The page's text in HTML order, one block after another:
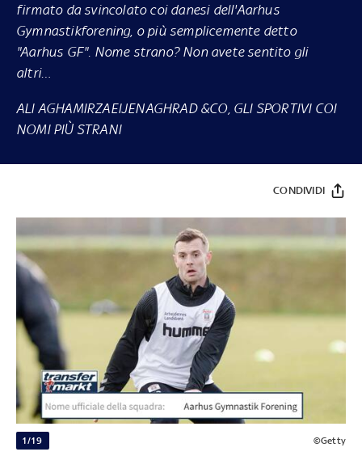
firmato da svincolato coi danesi dell'Aarhus
Gymnastikforening, o più semplicemente detto
"Aarhus GF". Nome strano? Non avete sentito gli
altri…
ALI AGHAMIRZAEIJENAGHRAD &CO, GLI SPORTIVI COI
NOMI PIÙ STRANI
CONDIVIDI
1/19 ©Getty